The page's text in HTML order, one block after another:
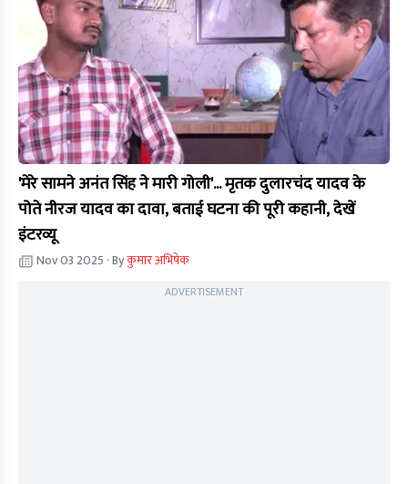
'मेरे सामने अनंत सिंह ने मारी गोली'... मृतक दुलारचंद यादव के
पोते नीरज यादव का दावा, बताई घटना की पूरी कहानी, देखें
इंटरव्यू
Nov 03 2025 · Byकुमार अभिषेक
ADVERTISEMENT